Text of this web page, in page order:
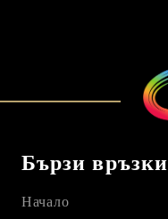
Бързи връзки
Начало